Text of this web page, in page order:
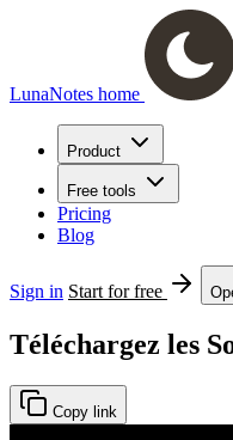
LunaNotes home
Product
Free tools
Pricing
Blog
Sign in Start for free
Téléchargez les
Copy link